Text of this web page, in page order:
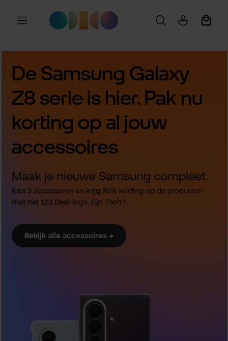
Ga naar de hoofdinhoud
De Samsung Galaxy
Z8 serie is hier. Pak nu
korting op al jouw
accessoires
Maak je nieuwe Samsung compleet.
Kies 3 accessoires en krijg 20% korting op de producten
met het 123 Deal-logo. Fijn Toch?
Bekijk alle accessoires →